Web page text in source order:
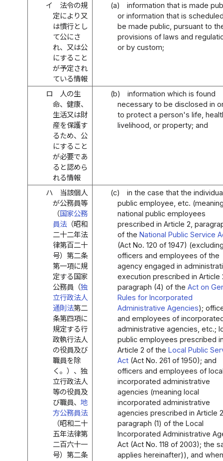
イ
法令の規
定により又
は慣行とし
て公にさ
れ、又は公
にすること
が予定され
ている情報
(a)
information that is made
or information that is
be made public, pursuant to
provisions of laws and
or by custom;
ロ
人の生
命、健康、
生活又は財
産を保護す
るため、公
にすること
が必要であ
ると認めら
れる情報
(b)
information which is found
necessary to be disclosed in
to protect a person's life,
livelihood, or property; and
ハ
当該個人
が公務員等
（国家公務
員法（昭和
二十二年法
律第百二十
号）第二条
第一項に規
定する国家
公務員（独
立行政法人
通則法第二
条第四項に
規定する行
政執行法人
の役員及び
職員を除
く。）、独
立行政法人
等の役員及
び職員、地
方公務員法
（昭和二十
五年法律第
二百六十一
号）第二条
(c)
in the case that the
public employee, etc.
national public employees
prescribed in Article 2,
of theNational Public Service
(Act No. 120 of 1947)
officers and employees of the
agency engaged in
execution prescribed in Article
paragraph (4) of theAct on
Rules for Incorporated
Administrative Agencies);
and employees of
administrative agencies, etc.;
public employees prescribed
Article 2 of theLocal Public
Act (Act No. 261 of 1950); and
officers and employees of
incorporated administrative
agencies (meaning local
incorporated administrative
agencies prescribed in Article
paragraph (1) of the Local
Incorporated Administrative
Act (Act No. 118 of 2003); the
applies hereinafter)), and